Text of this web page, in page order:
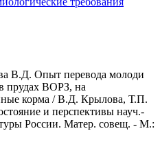
В.Д. Опыт перевода молоди
прудах ВОРЗ, на
корма / В.Д. Крылова, Т.П.
и перспективы науч.-
России. Матер. совещ. - М.: